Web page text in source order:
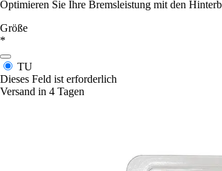
Optimieren Sie Ihre Bremsleistung mit den
Größe
*
TU
Dieses Feld ist erforderlich
Versand in 4 Tagen